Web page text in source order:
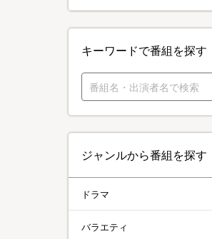
キーワードで番組を探す
ジャンルから番組を探す
ドラマ
バラエティ